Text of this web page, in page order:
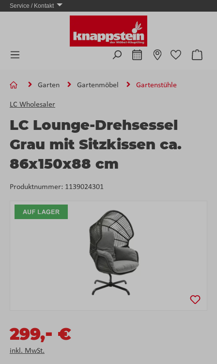
Zum Hauptinhalt springen
Service / Kontakt
Garten Gartenmöbel Gartenstühle
Bildergalerie überspringen
LC Wholesaler
LC Lounge-Drehsessel
Grau mit Sitzkissen ca.
86x150x88 cm
Produktnummer: 1139024301
299,- €
inkl. MwSt.